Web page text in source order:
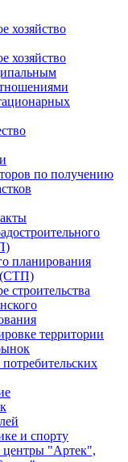
хозяйство
хозяйство
по получению
планирования
(СТП)
строительства
территории
и спорту
центры "Артек",